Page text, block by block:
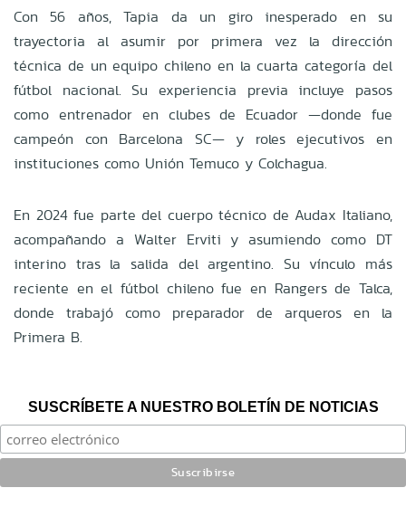
Con 56 años, Tapia da un giro inesperado en su
trayectoria al asumir por primera vez la dirección
técnica de un equipo chileno en la cuarta categoría del
fútbol nacional. Su experiencia previa incluye pasos
como entrenador en clubes de Ecuador —donde fue
campeón con Barcelona SC— y roles ejecutivos en
instituciones como Unión Temuco y Colchagua.
En 2024 fue parte del cuerpo técnico de Audax Italiano,
acompañando a Walter Erviti y asumiendo como DT
interino tras la salida del argentino. Su vínculo más
reciente en el fútbol chileno fue en Rangers de Talca,
donde trabajó como preparador de arqueros en la
Primera B.
SUSCRÍBETE A NUESTRO BOLETÍN DE NOTICIAS